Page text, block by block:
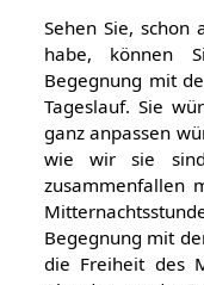
Sehen Sie,
habe, können
Begegnung mit
Tageslauf. Sie
ganz anpassen
wie wir sie
zusammenfallen
Begegnung mit